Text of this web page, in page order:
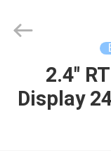
ΣΠΊΤΙ
Optoelectronic
2.4"
Display